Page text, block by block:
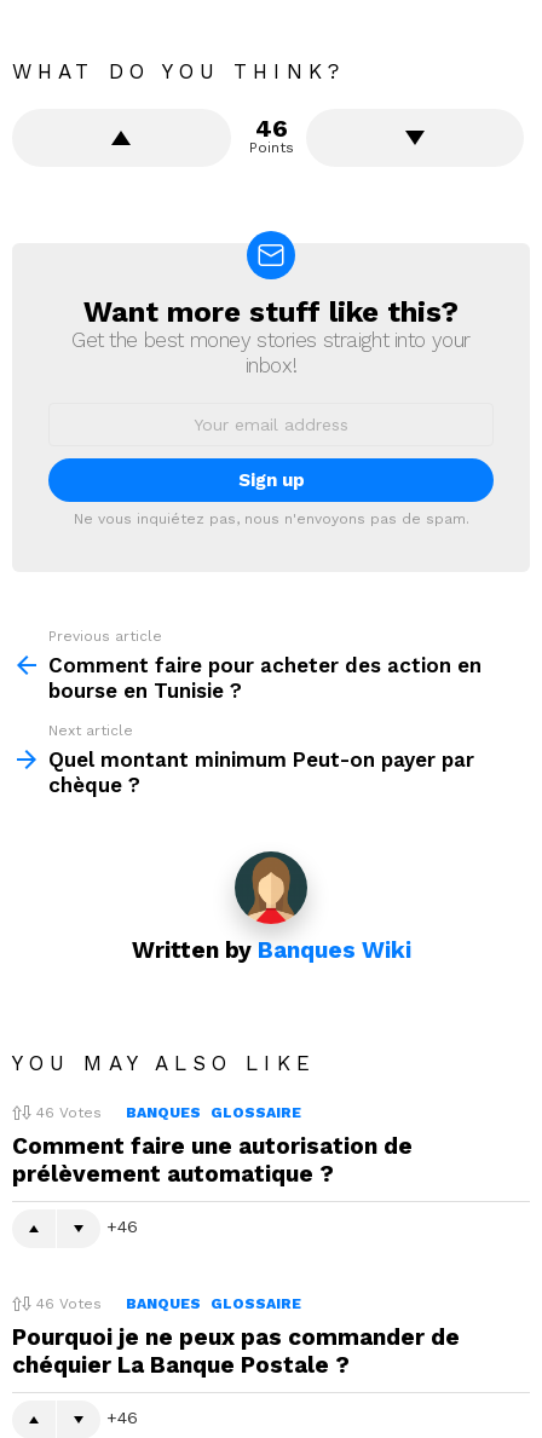
WHAT DO YOU THINK?
46
Points
NEWSLETTER
Want more stuff like this?
Get the best money stories straight into your
inbox!
Ne vous inquiétez pas, nous n'envoyons pas de spam.
more
Previous article
Comment faire pour acheter des action en
bourse en Tunisie ?
Next article
Quel montant minimum Peut-on payer par
chèque ?
Written by Banques Wiki
YOU MAY ALSO LIKE
46 Votes BANQUES GLOSSAIRE
Comment faire une autorisation de
prélèvement automatique ?
46
46 Votes BANQUES GLOSSAIRE
Pourquoi je ne peux pas commander de
chéquier La Banque Postale ?
46